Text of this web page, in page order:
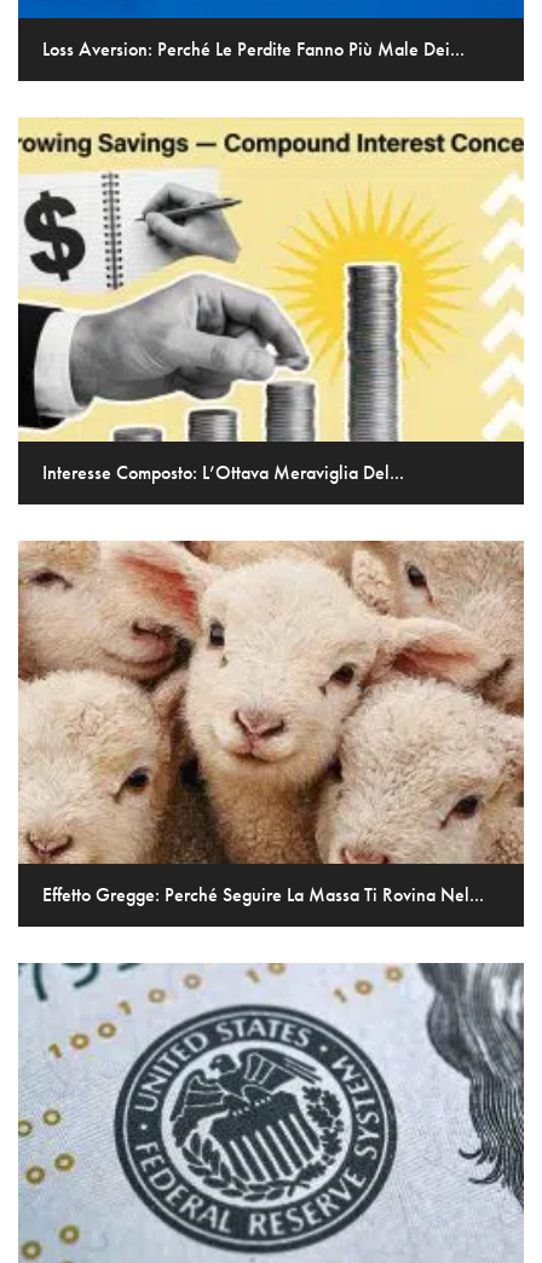
Loss Aversion: Perché Le Perdite Fanno Più Male Dei...
Interesse Composto: L’Ottava Meraviglia Del...
Effetto Gregge: Perché Seguire La Massa Ti Rovina Nel...